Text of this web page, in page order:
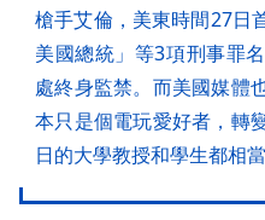
槍手艾倫，美東時間27日
美國總統」等3項刑事罪
處終身監禁。而美國媒體
本只是個電玩愛好者，轉
日的大學教授和學生都相當